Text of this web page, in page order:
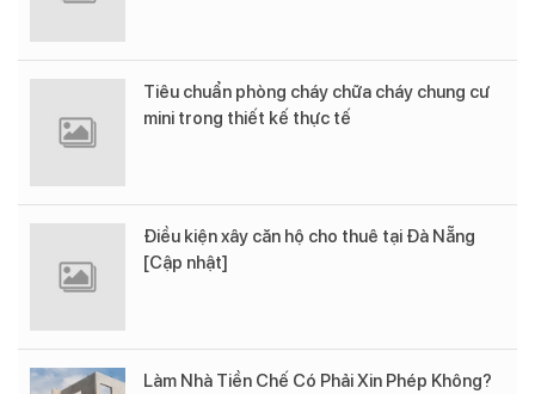
Tiêu chuẩn phòng cháy chữa cháy chung cư
mini trong thiết kế thực tế
Điều kiện xây căn hộ cho thuê tại Đà Nẵng
[Cập nhật]
Làm Nhà Tiền Chế Có Phải Xin Phép Không?